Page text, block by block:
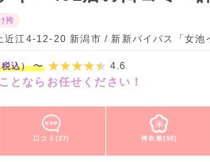
袴
近江4-12-20 新潟市 / 新新バイパス「女池
込）〜 4.6
とならお任せください！
口コミ(27) 袴衣装(50)